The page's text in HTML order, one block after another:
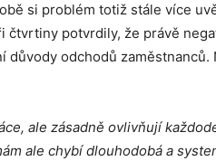
si problém totiž stále více
čtvrtiny potvrdily, že právě
důvody odchodů
ale zásadně ovlivňují
ale chybí dlouhodobá a